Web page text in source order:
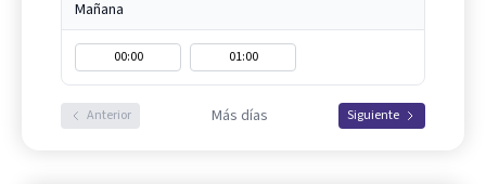
Mañana
00:00 01:00
Anterior Más días Siguiente